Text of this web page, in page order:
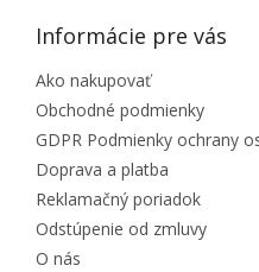
Informácie pre vás
Ako nakupovať
Obchodné podmienky
GDPR Podmienky ochrany
Doprava a platba
Reklamačný poriadok
Odstúpenie od zmluvy
O nás